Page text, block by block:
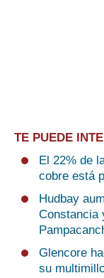
TE PUEDE
El 22% de
cobre está
Hudbay
Constancia
Glencore
su